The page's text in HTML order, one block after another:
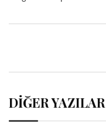
DİĞER YAZILAR